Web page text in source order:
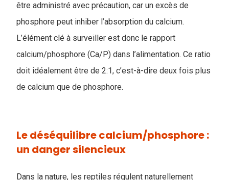
être administré avec précaution, car un excès de
phosphore peut inhiber l’absorption du calcium.
L’élément clé à surveiller est donc le rapport
calcium/phosphore (Ca/P) dans l’alimentation. Ce ratio
doit idéalement être de 2:1, c’est-à-dire deux fois plus
de calcium que de phosphore.
Le déséquilibre calcium/phosphore :
un danger silencieux
Dans la nature, les reptiles régulent naturellement